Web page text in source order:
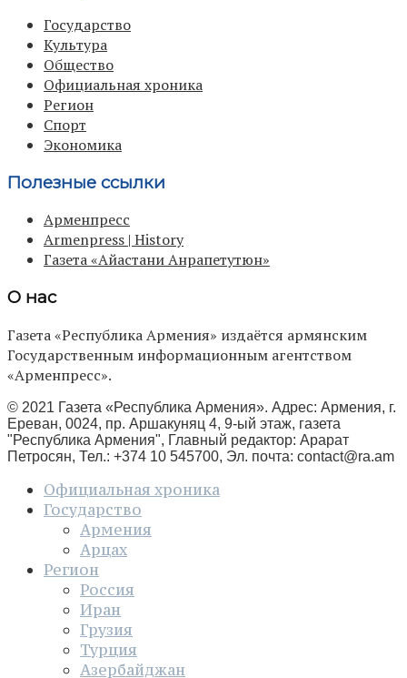
Государство
Культура
Общество
Официальная хроника
Регион
Спорт
Экономика
Полезные ссылки
Арменпресс
Armenpress | History
Газета «Айастани Анрапетутюн»
О нас
Газета «Республика Армения» издаётся армянским
Государственным информационным агентством
«Арменпресс».
© 2021 Газета «Республика Армения». Адрес: Армения, г.
Ереван, 0024, пр. Аршакуняц 4, 9-ый этаж, газета
"Республика Армения", Главный редактор: Арарат
Петросян, Тел.: +374 10 545700, Эл. почта: contact@ra.am
Официальная хроника
Государство
Армения
Арцах
Регион
Россия
Иран
Грузия
Турция
Азербайджан